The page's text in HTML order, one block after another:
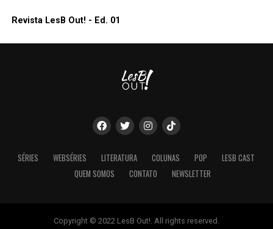
Revista LesB Out! - Ed. 01
SÉRIES WEBSÉRIES LITERATURA COLUNAS POP
LESB CAST
QUEM SOMOS
CONTATO NEWSLETTER
Copyright © 2022 LesB Out!. All rights reserved.